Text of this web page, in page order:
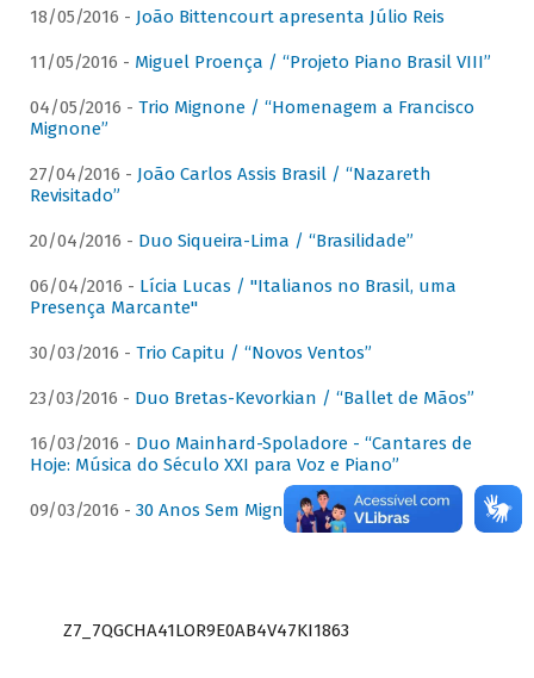
18/05/2016 - João Bittencourt apresenta Júlio Reis
11/05/2016 - Miguel Proença / “Projeto Piano Brasil VIII”
04/05/2016 - Trio Mignone / “Homenagem a Francisco
Mignone”
27/04/2016 - João Carlos Assis Brasil / “Nazareth
Revisitado”
20/04/2016 - Duo Siqueira-Lima / “Brasilidade”
06/04/2016 - Lícia Lucas / "Italianos no Brasil, uma
Presença Marcante"
30/03/2016 - Trio Capitu / “Novos Ventos”
23/03/2016 - Duo Bretas-Kevorkian / “Ballet de Mãos”
16/03/2016 - Duo Mainhard-Spoladore - “Cantares de
Hoje: Música do Século XXI para Voz e Piano”
09/03/2016 - 30 Anos Sem Mignone
Z7_7QGCHA41LOR9E0AB4V47KI1863